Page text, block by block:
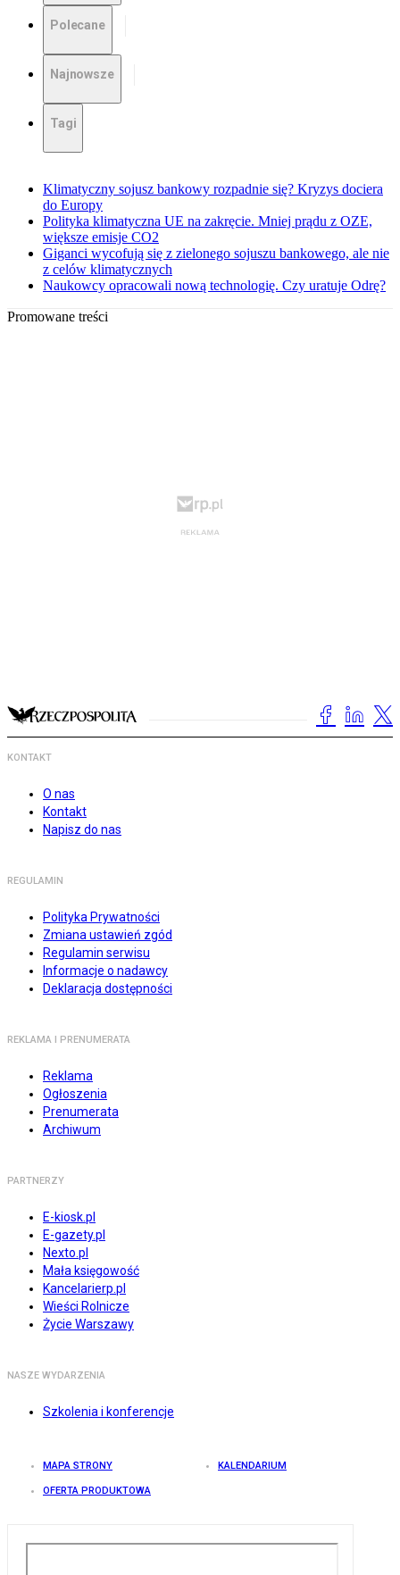
Polecane
Najnowsze
Tagi
Klimatyczny sojusz bankowy rozpadnie się? Kryzys dociera
do Europy
Polityka klimatyczna UE na zakręcie. Mniej prądu z OZE,
większe emisje CO2
Giganci wycofują się z zielonego sojuszu bankowego, ale nie
z celów klimatycznych
Naukowcy opracowali nową technologię. Czy uratuje Odrę?
Promowane treści
KONTAKT
O nas
Kontakt
Napisz do nas
REGULAMIN
Polityka Prywatności
Zmiana ustawień zgód
Regulamin serwisu
Informacje o nadawcy
Deklaracja dostępności
REKLAMA I PRENUMERATA
Reklama
Ogłoszenia
Prenumerata
Archiwum
PARTNERZY
E-kiosk.pl
E-gazety.pl
Nexto.pl
Mała księgowość
Kancelarierp.pl
Wieści Rolnicze
Życie Warszawy
NASZE WYDARZENIA
Szkolenia i konferencje
MAPA STRONY KALENDARIUM
OFERTA PRODUKTOWA